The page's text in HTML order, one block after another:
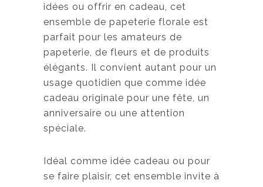
idées ou offrir en cadeau, cet
ensemble de papeterie florale est
parfait pour les amateurs de
papeterie, de fleurs et de produits
élégants. Il convient autant pour un
usage quotidien que comme idée
cadeau originale pour une fête, un
anniversaire ou une attention
spéciale.
Idéal comme idée cadeau ou pour
se faire plaisir, cet ensemble invite à